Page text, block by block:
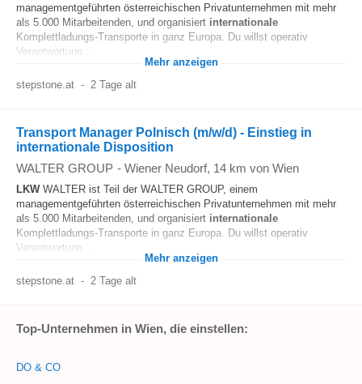
managementgeführten österreichischen Privatunternehmen mit mehr
als 5.000 Mitarbeitenden, und organisiert internationale
Komplettladungs-Transporte in ganz Europa. Du willst operativ
Verantwortung...
Mehr anzeigen
stepstone.at - 2 Tage alt
Transport Manager Polnisch (m/w/d) - Einstieg in
internationale Disposition
WALTER GROUP - Wiener Neudorf, 14 km von Wien
LKWWALTER ist Teil der WALTER GROUP, einem
managementgeführten österreichischen Privatunternehmen mit mehr
als 5.000 Mitarbeitenden, und organisiert internationale
Komplettladungs-Transporte in ganz Europa. Du willst operativ
Verantwortung...
Mehr anzeigen
stepstone.at - 2 Tage alt
Top-Unternehmen in Wien, die einstellen:
DO & CO